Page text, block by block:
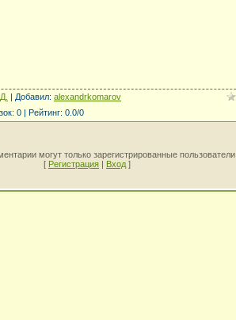
| Добавил: alexandrkomarov
: 0 | Рейтинг: 0.0/0
могут только зарегистрированные пользователи.
[ Регистрация | Вход ]